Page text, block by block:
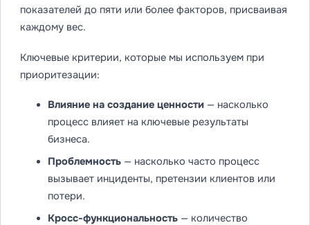
показателей до пяти или более факторов, присваивая
каждому вес.
Ключевые критерии, которые мы используем при
приоритезации:
Влияние на создание ценности — насколько
процесс влияет на ключевые результаты
бизнеса.
Проблемность — насколько часто процесс
вызывает инциденты, претензии клиентов или
потери.
Кросс-функциональность — количество